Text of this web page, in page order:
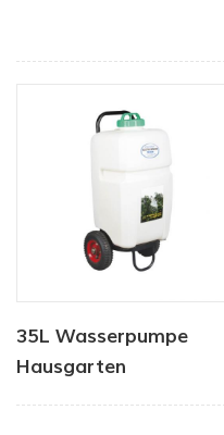
35L Wasserpumpe
Hausgarten